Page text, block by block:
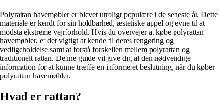
Polyrattan havemøbler er blevet utroligt populære i de seneste år. Dette
materiale er kendt for sin holdbarhed, æstetiske appel og evne til at
modstå ekstreme vejrforhold. Hvis du overvejer at købe polyrattan
havemøbler, er det vigtigt at kende til deres rengøring og
vedligeholdelse samt at forstå forskellen mellem polyrattan og
traditionelt rattan. Denne guide vil give dig al den nødvendige
information for at kunne træffe en informeret beslutning, når du køber
polyrattan havemøbler.
Hvad er rattan?